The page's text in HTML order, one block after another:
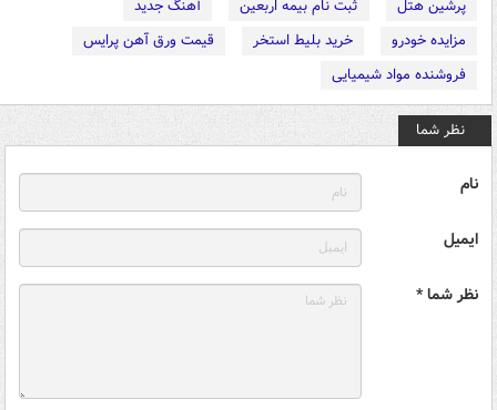
پرشین هتل
ثبت نام بیمه اربعین
آهنگ جدید
مزایده خودرو
خرید بلیط استخر
قیمت ورق آهن پرایس
فروشنده مواد شیمیایی
نظر شما
نام
ایمیل
نظر شما *